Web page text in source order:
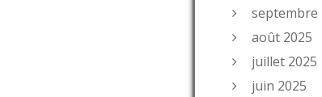
septembre
août 2025
juillet 2025
juin 2025